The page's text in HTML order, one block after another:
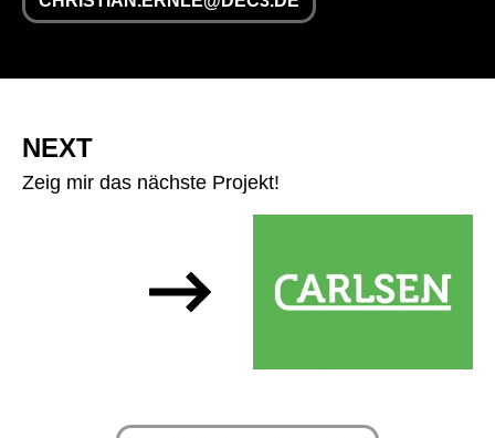
NEXT
Zeig mir das nächste Projekt!